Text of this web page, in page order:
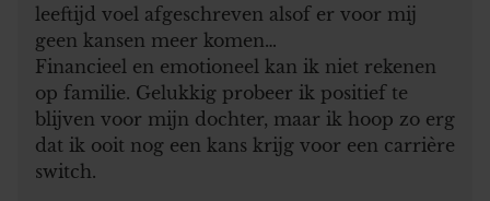
leeftijd voel afgeschreven alsof er voor mij
geen kansen meer komen…
Financieel en emotioneel kan ik niet rekenen
op familie. Gelukkig probeer ik positief te
blijven voor mijn dochter, maar ik hoop zo erg
dat ik ooit nog een kans krijg voor een carrière
switch.